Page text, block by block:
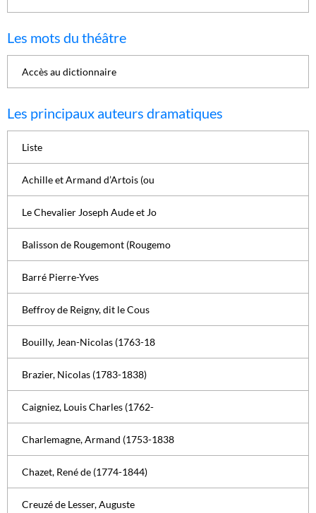
Les mots du théâtre
Accès au dictionnaire
Les principaux auteurs dramatiques
Liste
Achille et Armand d’Artois (ou
Le Chevalier Joseph Aude et Jo
Balisson de Rougemont (Rougemo
Barré Pierre-Yves
Beffroy de Reigny, dit le Cous
Bouilly, Jean-Nicolas (1763-18
Brazier, Nicolas (1783-1838)
Caigniez, Louis Charles (1762-
Charlemagne, Armand (1753-1838
Chazet, René de (1774-1844)
Creuzé de Lesser, Auguste